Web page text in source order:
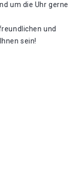
um die Uhr gerne
und
sein!